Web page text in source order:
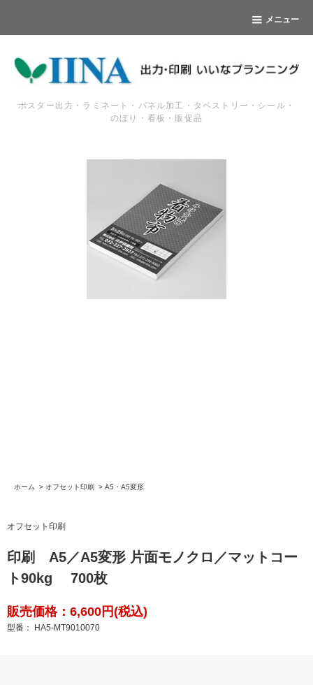
メニュー
ポスター出力・ラミネート・パネル加工・タペストリー・シール・
のぼり・看板・販促品
ホーム > オフセット印刷 > A5・A5変形
オフセット印刷
印刷 A5／A5変形 片面モノクロ／マットコー
ト90kg 700枚
販売価格：6,600円(税込)
型番： HA5-MT9010070